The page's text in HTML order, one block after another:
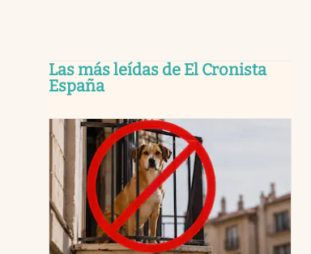
Las más leídas de El Cronista
España